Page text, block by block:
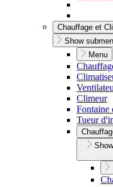
Chauffage et
Show
Menu
Climeur
Fontaine
Tueur